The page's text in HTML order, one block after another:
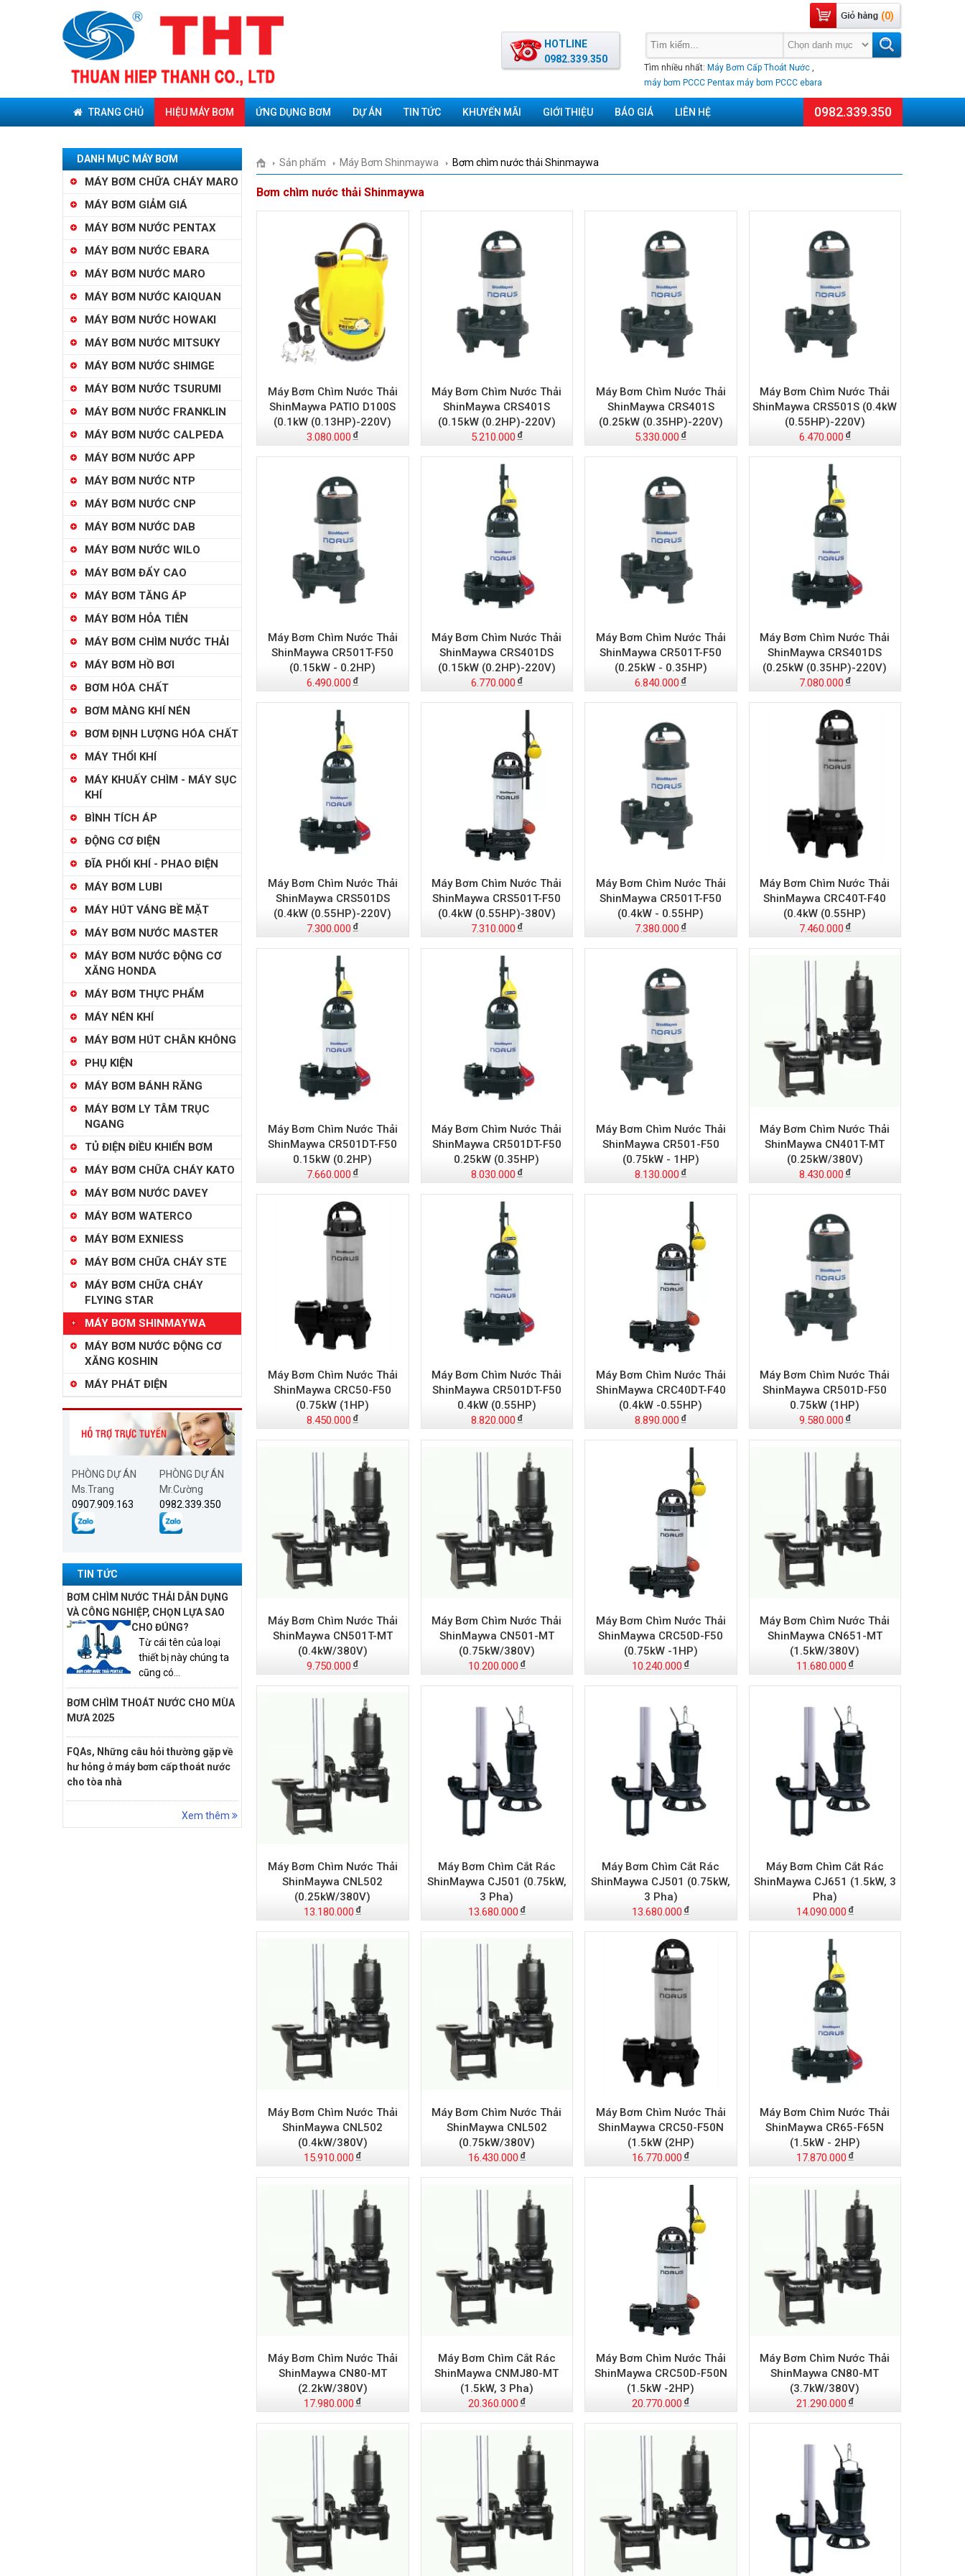
(0)
Tìm nhiều nhất: Máy Bơm Cấp Thoát Nước ,
máy bơm PCCC Pentax máy bơm PCCC ebara
HOTLINE
0982.339.350
TRANG CHỦ HIỆU MÁY BƠM ỨNG DỤNG BƠM DỰ ÁN TIN TỨC KHUYẾN MÃI GIỚI THIỆU BÁO GIÁ LIÊN HỆ 0982.339.350
DANH MỤC MÁY BƠM
MÁY BƠM CHỮA CHÁY MARO
MÁY BƠM GIẢM GIÁ
MÁY BƠM NƯỚC PENTAX
MÁY BƠM NƯỚC EBARA
MÁY BƠM NƯỚC MARO
MÁY BƠM NƯỚC KAIQUAN
MÁY BƠM NƯỚC HOWAKI
MÁY BƠM NƯỚC MITSUKY
MÁY BƠM NƯỚC SHIMGE
MÁY BƠM NƯỚC TSURUMI
MÁY BƠM NƯỚC FRANKLIN
MÁY BƠM NƯỚC CALPEDA
MÁY BƠM NƯỚC APP
MÁY BƠM NƯỚC NTP
MÁY BƠM NƯỚC CNP
MÁY BƠM NƯỚC DAB
MÁY BƠM NƯỚC WILO
MÁY BƠM ĐẨY CAO
MÁY BƠM TĂNG ÁP
MÁY BƠM HỎA TIỄN
MÁY BƠM CHÌM NƯỚC THẢI
MÁY BƠM HỒ BƠI
BƠM HÓA CHẤT
BƠM MÀNG KHÍ NÉN
BƠM ĐỊNH LƯỢNG HÓA CHẤT
MÁY THỔI KHÍ
MÁY KHUẤY CHÌM - MÁY SỤC
KHÍ
BÌNH TÍCH ÁP
ĐỘNG CƠ ĐIỆN
ĐĨA PHỐI KHÍ - PHAO ĐIỆN
MÁY BƠM LUBI
MÁY HÚT VÁNG BỀ MẶT
MÁY BƠM NƯỚC MASTER
MÁY BƠM NƯỚC ĐỘNG CƠ
XĂNG HONDA
MÁY BƠM THỰC PHẨM
MÁY NÉN KHÍ
MÁY BƠM HÚT CHÂN KHÔNG
PHỤ KIỆN
MÁY BƠM BÁNH RĂNG
MÁY BƠM LY TÂM TRỤC
NGANG
TỦ ĐIỆN ĐIỀU KHIỂN BƠM
MÁY BƠM CHỮA CHÁY KATO
MÁY BƠM NƯỚC DAVEY
MÁY BƠM WATERCO
MÁY BƠM EXNIESS
MÁY BƠM CHỮA CHÁY STE
MÁY BƠM CHỮA CHÁY
FLYING STAR
MÁY BƠM SHINMAYWA
MÁY BƠM NƯỚC ĐỘNG CƠ
XĂNG KOSHIN
MÁY PHÁT ĐIỆN
PHÒNG DỰ ÁN
Ms.Trang
0907.909.163
PHÒNG DỰ ÁN
Mr.Cường
0982.339.350
TIN TỨC
BƠM CHÌM NƯỚC THẢI DÂN DỤNG
VÀ CÔNG NGHIỆP, CHỌN LỰA SAO
CHO ĐÚNG?
Từ cái tên của loại
thiết bị này chúng ta
cũng có...
BƠM CHÌM THOÁT NƯỚC CHO MÙA
MƯA 2025
FQAs, Những câu hỏi thường gặp về
hư hỏng ở máy bơm cấp thoát nước
cho tòa nhà
Xem thêm
Sản phẩm Máy Bơm Shinmaywa Bơm chìm nước thải Shinmaywa
Bơm chìm nước thải Shinmaywa
Máy Bơm Chìm Nước Thải
ShinMaywa PATIO D100S
(0.1kW (0.13HP)-220V)
3.080.000
Máy Bơm Chìm Nước Thải
ShinMaywa CRS401S
(0.15kW (0.2HP)-220V)
5.210.000
Máy Bơm Chìm Nước Thải
ShinMaywa CRS401S
(0.25kW (0.35HP)-220V)
5.330.000
Máy Bơm Chìm Nước Thải
ShinMaywa CRS501S (0.4kW
(0.55HP)-220V)
6.470.000
Máy Bơm Chìm Nước Thải
ShinMaywa CR501T-F50
(0.15kW - 0.2HP)
6.490.000
Máy Bơm Chìm Nước Thải
ShinMaywa CRS401DS
(0.15kW (0.2HP)-220V)
6.770.000
Máy Bơm Chìm Nước Thải
ShinMaywa CR501T-F50
(0.25kW - 0.35HP)
6.840.000
Máy Bơm Chìm Nước Thải
ShinMaywa CRS401DS
(0.25kW (0.35HP)-220V)
7.080.000
Máy Bơm Chìm Nước Thải
ShinMaywa CRS501DS
(0.4kW (0.55HP)-220V)
7.300.000
Máy Bơm Chìm Nước Thải
ShinMaywa CRS501T-F50
(0.4kW (0.55HP)-380V)
7.310.000
Máy Bơm Chìm Nước Thải
ShinMaywa CR501T-F50
(0.4kW - 0.55HP)
7.380.000
Máy Bơm Chìm Nước Thải
ShinMaywa CRC40T-F40
(0.4kW (0.55HP)
7.460.000
Máy Bơm Chìm Nước Thải
ShinMaywa CR501DT-F50
0.15kW (0.2HP)
7.660.000
Máy Bơm Chìm Nước Thải
ShinMaywa CR501DT-F50
0.25kW (0.35HP)
8.030.000
Máy Bơm Chìm Nước Thải
ShinMaywa CR501-F50
(0.75kW - 1HP)
8.130.000
Máy Bơm Chìm Nước Thải
ShinMaywa CN401T-MT
(0.25kW/380V)
8.430.000
Máy Bơm Chìm Nước Thải
ShinMaywa CRC50-F50
(0.75kW (1HP)
8.450.000
Máy Bơm Chìm Nước Thải
ShinMaywa CR501DT-F50
0.4kW (0.55HP)
8.820.000
Máy Bơm Chìm Nước Thải
ShinMaywa CRC40DT-F40
(0.4kW -0.55HP)
8.890.000
Máy Bơm Chìm Nước Thải
ShinMaywa CR501D-F50
0.75kW (1HP)
9.580.000
Máy Bơm Chìm Nước Thải
ShinMaywa CN501T-MT
(0.4kW/380V)
9.750.000
Máy Bơm Chìm Nước Thải
ShinMaywa CN501-MT
(0.75kW/380V)
10.200.000
Máy Bơm Chìm Nước Thải
ShinMaywa CRC50D-F50
(0.75kW -1HP)
10.240.000
Máy Bơm Chìm Nước Thải
ShinMaywa CN651-MT
(1.5kW/380V)
11.680.000
Máy Bơm Chìm Nước Thải
ShinMaywa CNL502
(0.25kW/380V)
13.180.000
Máy Bơm Chìm Cắt Rác
ShinMaywa CJ501 (0.75kW,
3 Pha)
13.680.000
Máy Bơm Chìm Cắt Rác
ShinMaywa CJ501 (0.75kW,
3 Pha)
13.680.000
Máy Bơm Chìm Cắt Rác
ShinMaywa CJ651 (1.5kW, 3
Pha)
14.090.000
Máy Bơm Chìm Nước Thải
ShinMaywa CNL502
(0.4kW/380V)
15.910.000
Máy Bơm Chìm Nước Thải
ShinMaywa CNL502
(0.75kW/380V)
16.430.000
Máy Bơm Chìm Nước Thải
ShinMaywa CRC50-F50N
(1.5kW (2HP)
16.770.000
Máy Bơm Chìm Nước Thải
ShinMaywa CR65-F65N
(1.5kW - 2HP)
17.870.000
Máy Bơm Chìm Nước Thải
ShinMaywa CN80-MT
(2.2kW/380V)
17.980.000
Máy Bơm Chìm Cắt Rác
ShinMaywa CNMJ80-MT
(1.5kW, 3 Pha)
20.360.000
Máy Bơm Chìm Nước Thải
ShinMaywa CRC50D-F50N
(1.5kW -2HP)
20.770.000
Máy Bơm Chìm Nước Thải
ShinMaywa CN80-MT
(3.7kW/380V)
21.290.000